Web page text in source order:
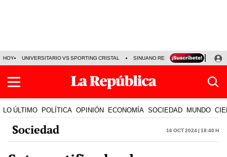
HOY UNIVERSITARIO VS SPORTING CRISTAL SINUANO RESULTADOS HOY
LO ÚLTIMO POLÍTICA OPINIÓN ECONOMÍA SOCIEDAD MUNDO
Sociedad 16 Oct 2024 | 18:40 h